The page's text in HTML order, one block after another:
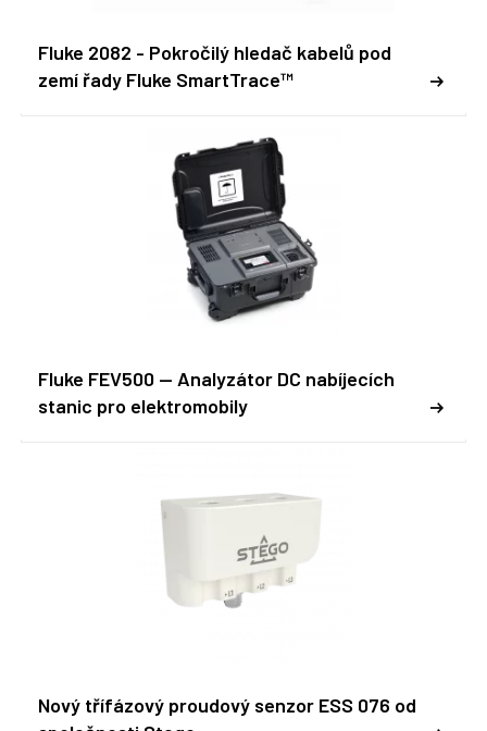
Fluke 2082 - Pokročilý hledač kabelů pod
zemí řady Fluke SmartTrace™
Fluke FEV500 -- Analyzátor DC nabíjecích
stanic pro elektromobily
Nový třífázový proudový senzor ESS 076 od